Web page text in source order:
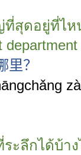
ที่สุดอยู่ที่ไห
？
ะลึกได้บ้า